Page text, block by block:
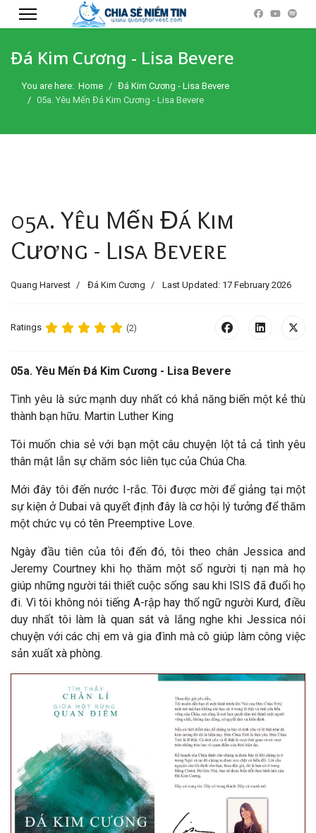
Đá Kim Cương - Lisa Bevere
You are here: Home
Đá Kim Cương - Lisa Bevere
05a. Yêu Mến Đá Kim Cương - Lisa Bevere
05a. Yêu Mến Đá Kim
Cương - Lisa Bevere
Quang Harvest Đá Kim Cương Last Updated: 17 February 2026
Ratings (2)
05a. Yêu Mến Đá Kim Cương - Lisa Bevere
Tình yêu là sức mạnh duy nhất có khả năng biến một kẻ thù
thành bạn hữu. Martin Luther King
Tôi muốn chia sẻ với bạn một câu chuyện lột tả cả tình yêu
thân mật lẫn sự chăm sóc liên tục của Chúa Cha.
Mới đây tôi đến nước I-rắc. Tôi được mời để giảng tại một
sự kiện ở Dubai và quyết định đây là cơ hội lý tưởng để thăm
một chức vụ có tên Preemptive Love.
Ngày đầu tiên của tôi đến đó, tôi theo chân Jessica and
Jeremy Courtney khi họ thăm một số người tị nạn mà họ
giúp những người tái thiết cuộc sống sau khi ISIS đã đuổi họ
đi. Vì tôi không nói tiếng A-rập hay thổ ngữ người Kurd, điều
duy nhất tôi làm là quan sát và lắng nghe khi Jessica nói
chuyện với các chị em và gia đình mà cô giúp làm công việc
sản xuất xà phòng.